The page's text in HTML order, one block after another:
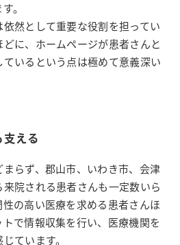
。
然として重要な役割を担ってい
に、ホームページが患者さんと
いるという点は極めて意義深い
える
らず、郡山市、いわき市、会津
院される患者さんも一定数いら
の高い医療を求める患者さんほ
で情報収集を行い、医療機関を
ています。